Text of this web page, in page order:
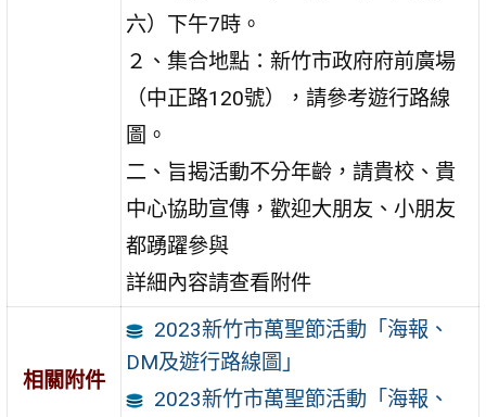
六）下午7時。
２、集合地點：新竹市政府府前廣場
（中正路120號），請參考遊行路線
圖。
二、旨揭活動不分年齡，請貴校、貴
中心協助宣傳，歡迎大朋友、小朋友
都踴躍參與
詳細內容請查看附件
相關附件
2023新竹市萬聖節活動「海報、
DM及遊行路線圖」
2023新竹市萬聖節活動「海報、